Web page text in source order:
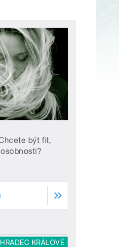
být fit,
HRADEC KRÁLOVÉ